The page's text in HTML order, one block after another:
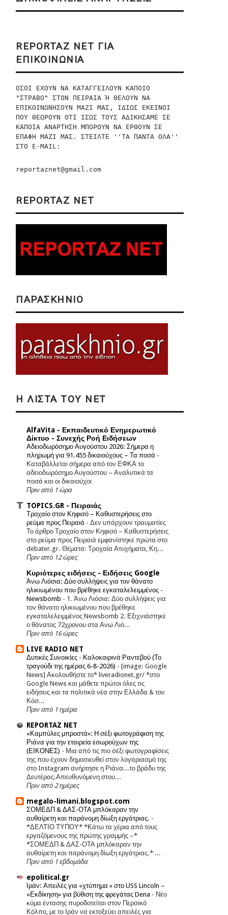
REPORTAZ NET ΓΙΑ
ΕΠΙΚΟΙΝΩΝΙΑ
ΟΣΟΙ ΕΧΟΥΝ ΝΑ ΚΑΤΑΓΓΕΙΛΟΥΝ ΚΑΠΟΙΟ
"ΣΤΡΑΒΟ" ΣΤΟΝ ΠΕΙΡΑΙΑ Ή ΘΕΛΟΥΝ ΝΑ
ΕΠΙΚΟΙΝΩΝΗΣΟΥΝ ΜΑΖΙ ΜΑΣ, ΙΔΙΩΣ ΕΚΕΙΝΟΙ
ΠΟΥ ΘΕΩΡΟΥΝ ΟΤΙ ΙΣΩΣ ΤΟΥΣ ΑΔΙΚΗΣΑΜΕ ΣΕ
ΚΑΠΟΙΑ ΑΝΑΡΤΗΣΗ ΜΠΟΡΟΥΝ ΝΑ ΕΡΘΟΥΝ ΣΕ
ΕΠΑΦΗ ΜΑΖΙ ΜΑΣ. ΣΤΕΙΛΤΕ ''ΤΑ ΠΑΝΤΑ ΟΛΑ''
ΣΤO E-MAIL:
reportaznet@gmail.com
REPORTAZ NET
ΠΑΡΑΣΚΗΝΙΟ
Η ΛΙΣΤΑ ΤΟΥ NET
AlfaVita - Εκπαιδευτικό Ενημερωτικό
Δίκτυο - Συνεχής Ροή Ειδήσεων
Αδειοδωρόσημο Αυγούστου 2026: Σήμερα η
πληρωμή για 91.455 δικαιούχους – Τα ποσά -
Καταβάλλεται σήμερα από τον ΕΦΚΑ το
αδειοδωρόσημο Αυγούστου – Αναλυτικά τα
ποσά και οι δικαιούχοι
Πριν από 1 ώρα
TOPICS.GR - Πειραιάς
Τροχαίο στον Κηφισό – Καθυστερήσεις στο
ρεύμα προς Πειραιά - Δεν υπάρχουν τραυματίες
Το άρθρο Τροχαίο στον Κηφισό – Καθυστερήσεις
στο ρεύμα προς Πειραιά εμφανίστηκε πρώτα στο
debater.gr. Θέματα: Τροχαία Ατυχήματα, Κη...
Πριν από 12 ώρες
Κυριότερες ειδήσεις - Ειδήσεις Google
Άνω Λιόσια: Δύο συλλήψεις για τον θάνατο
ηλικιωμένου που βρέθηκε εγκαταλελειμμένος -
Newsbomb - 1. Άνω Λιόσια: Δύο συλλήψεις για
τον θάνατο ηλικιωμένου που βρέθηκε
εγκαταλελειμμένος Newsbomb 2. Εξιχνιάστηκε
ο θάνατος 72χρονου στα Ανω Λιό...
Πριν από 16 ώρες
LIVE RADIO NET
Δυτικές Συνοικίες - Καλοκαιρινά Ραντεβού (Το
τραγούδι της ημέρας 6-8-2026) - [image: Google
News] Ακολουθήστε το* liveradionet.gr/ *στο
Google News και μάθετε πρώτοι όλες τις
ειδήσεις και τα πολιτικά νέα στην Ελλάδα & τον
Κόσ...
Πριν από 1 ημέρα
REPORTAZ NET
«Καμπύλες μπροστά»: Η σέξι φωτογράφιση της
Ριάνα για την εταιρεία εσωρούχων της
(ΕΙΚΟΝΕΣ) - Μια από τις πιο σέξι φωτογραφίσεις
της που έχουν δημοσιευθεί στον λογαριασμό της
στο Instagram ανήρτησε η Ριάνα...το βράδυ της
Δευτέρας.Απευθυνόμενη στου...
Πριν από 2 ημέρες
megalo-limani.blogspot.com
ΣΟΜΕΔΠ & ΔΑΣ-ΟΤΑ μπλόκαραν την
αυθαίρετη και παράνομη δίωξη εργάτριας. -
*ΔΕΛΤΙΟ ΤΥΠΟΥ* *Κάτω τα χέρια από τους
εργαζόμενους της πρώτης γραμμής –*
*ΣΟΜΕΔΠ & ΔΑΣ-ΟΤΑ μπλόκαραν την
αυθαίρετη και παράνομη δίωξη εργάτριας.* ...
Πριν από 1 εβδομάδα
epolitical.gr
Ιράν: Απειλές για «χτύπημα » στο USS Lincoln –
«Εκδίκηση» για βύθιση της φρεγάτας Dena - Νέο
κύμα έντασης πυροδοτείται στον Περσικό
Κόλπο, με το Ιράν να εκτοξεύει απειλές για